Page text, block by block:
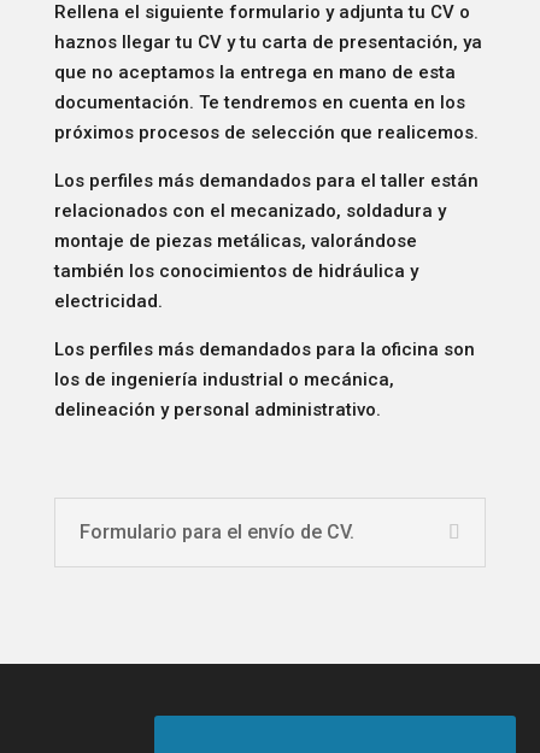
Rellena el siguiente formulario y adjunta tu CV o
haznos llegar tu CV y tu carta de presentación, ya
que no aceptamos la entrega en mano de esta
documentación. Te tendremos en cuenta en los
próximos procesos de selección que realicemos.
Los perfiles más demandados para el taller están
relacionados con el mecanizado, soldadura y
montaje de piezas metálicas, valorándose
también los conocimientos de hidráulica y
electricidad.
Los perfiles más demandados para la oficina son
los de ingeniería industrial o mecánica,
delineación y personal administrativo.
Formulario para el envío de CV.